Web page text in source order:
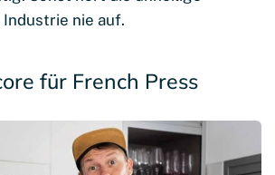
nie auf.
für French Press